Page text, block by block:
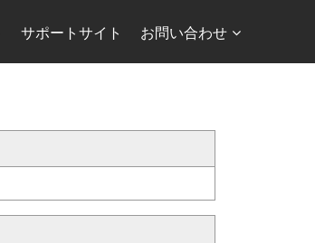
サポートサイト お問い合わせ